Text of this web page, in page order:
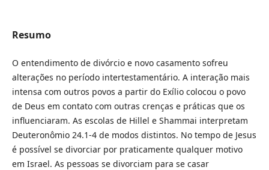
Resumo
O entendimento de divórcio e novo casamento sofreu
alterações no período intertestamentário. A interação mais
intensa com outros povos a partir do Exílio colocou o povo
de Deus em contato com outras crenças e práticas que os
influenciaram. As escolas de Hillel e Shammai interpretam
Deuteronômio 24.1-4 de modos distintos. No tempo de Jesus
é possível se divorciar por praticamente qualquer motivo
em Israel. As pessoas se divorciam para se casar